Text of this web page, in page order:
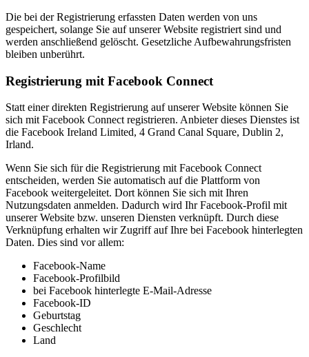
Die bei der Registrierung erfassten Daten werden von uns
gespeichert, solange Sie auf unserer Website registriert sind und
werden anschließend gelöscht. Gesetzliche Aufbewahrungsfristen
bleiben unberührt.
Registrierung mit Facebook Connect
Statt einer direkten Registrierung auf unserer Website können Sie
sich mit Facebook Connect registrieren. Anbieter dieses Dienstes ist
die Facebook Ireland Limited, 4 Grand Canal Square, Dublin 2,
Irland.
Wenn Sie sich für die Registrierung mit Facebook Connect
entscheiden, werden Sie automatisch auf die Plattform von
Facebook weitergeleitet. Dort können Sie sich mit Ihren
Nutzungsdaten anmelden. Dadurch wird Ihr Facebook-Profil mit
unserer Website bzw. unseren Diensten verknüpft. Durch diese
Verknüpfung erhalten wir Zugriff auf Ihre bei Facebook hinterlegten
Daten. Dies sind vor allem:
Facebook-Name
Facebook-Profilbild
bei Facebook hinterlegte E-Mail-Adresse
Facebook-ID
Geburtstag
Geschlecht
Land